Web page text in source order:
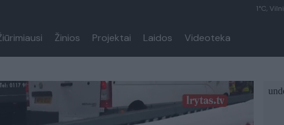
1°C,
Žinios Projektai Laidos Videoteka